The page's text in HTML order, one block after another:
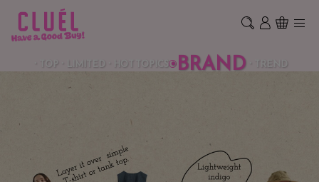
TOP LIMITED HOT TOPICS BRAND TREND